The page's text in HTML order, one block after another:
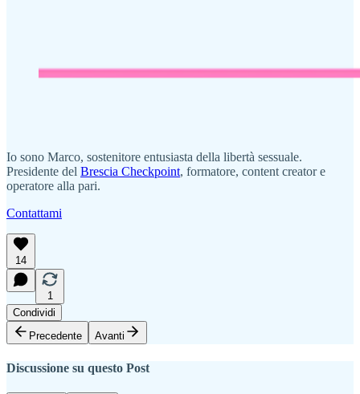
Io sono Marco, sostenitore entusiasta della libertà sessuale.
Presidente del Brescia Checkpoint, formatore, content creator e
operatore alla pari.
Contattami
14
1
Condividi
Precedente
Avanti
Discussione su questo Post